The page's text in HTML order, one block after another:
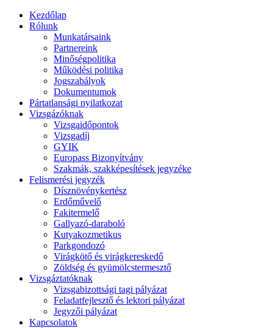
Kezdőlap
Rólunk
Munkatársaink
Partnereink
Minőségpolitika
Működési politika
Jogszabályok
Dokumentumok
Pártatlansági nyilatkozat
Vizsgázóknak
Vizsgaidőpontok
Vizsgadíj
GYIK
Europass Bizonyítvány
Szakmák, szakképesítések jegyzéke
Felismerési jegyzék
Dísznövénykertész
Erdőművelő
Fakitermelő
Gallyazó-daraboló
Kutyakozmetikus
Parkgondozó
Virágkötő és virágkereskedő
Zöldség és gyümölcstermesztő
Vizsgáztatóknak
Vizsgabizottsági tagi pályázat
Feladatfejlesztő és lektori pályázat
Jegyzői pályázat
Kapcsolatok